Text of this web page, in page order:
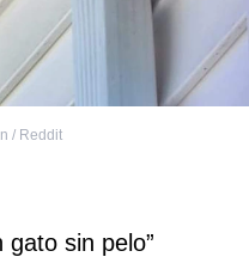
/ Reddit
gato sin pelo”